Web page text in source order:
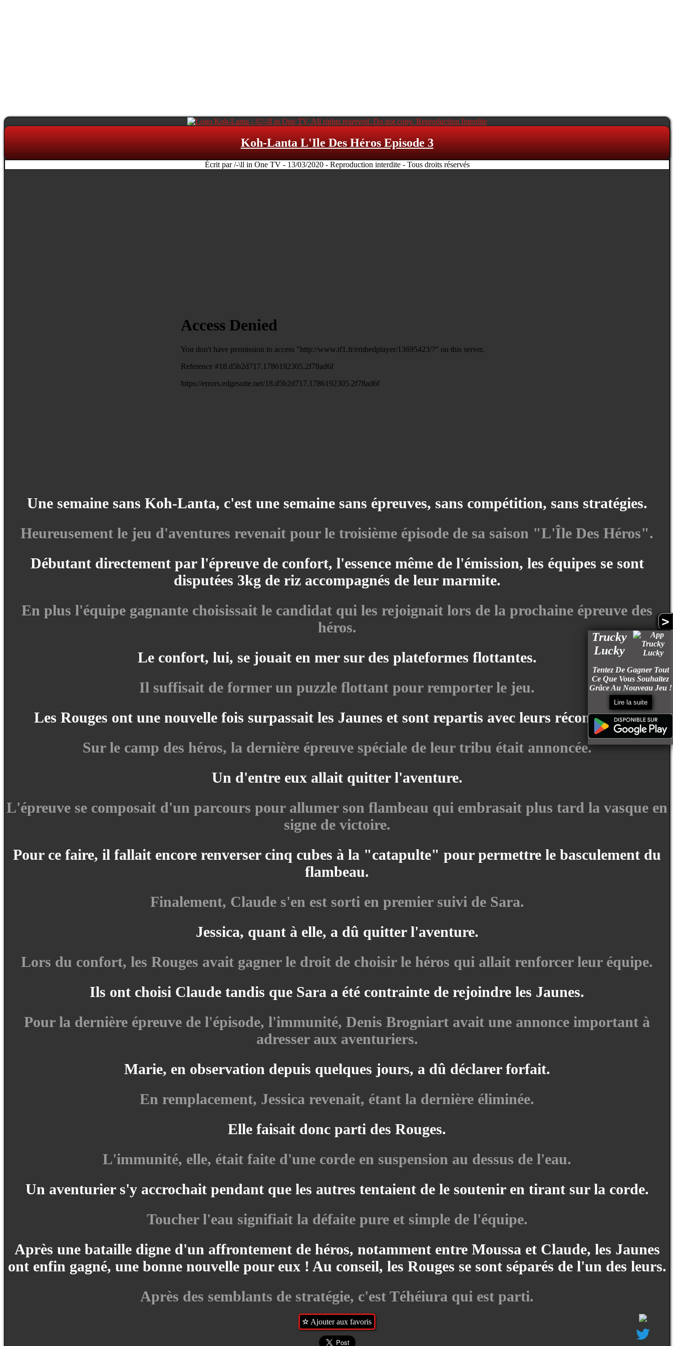
>
Trucky
Lucky
Tentez De Gagner Tout
Ce Que Vous Souhaitez
Grâce Au Nouveau Jeu !
Lire la suite
Koh-Lanta L'Ile Des Héros Episode 3
Écrit par /-\ll in One TV - 13/03/2020 - Reproduction interdite - Tous droits réservés
Une semaine sans Koh-Lanta, c'est une semaine sans épreuves, sans compétition, sans stratégies.
Heureusement le jeu d'aventures revenait pour le troisième épisode de sa saison "L'Île Des Héros".
Débutant directement par l'épreuve de confort, l'essence même de l'émission, les équipes se sont
disputées 3kg de riz accompagnés de leur marmite.
En plus l'équipe gagnante choisissait le candidat qui les rejoignait lors de la prochaine épreuve des
héros.
Le confort, lui, se jouait en mer sur des plateformes flottantes.
Il suffisait de former un puzzle flottant pour remporter le jeu.
Les Rouges ont une nouvelle fois surpassait les Jaunes et sont repartis avec leurs récompenses.
Sur le camp des héros, la dernière épreuve spéciale de leur tribu était annoncée.
Un d'entre eux allait quitter l'aventure.
L'épreuve se composait d'un parcours pour allumer son flambeau qui embrasait plus tard la vasque en
signe de victoire.
Pour ce faire, il fallait encore renverser cinq cubes à la "catapulte" pour permettre le basculement du
flambeau.
Finalement, Claude s'en est sorti en premier suivi de Sara.
Jessica, quant à elle, a dû quitter l'aventure.
Lors du confort, les Rouges avait gagner le droit de choisir le héros qui allait renforcer leur équipe.
Ils ont choisi Claude tandis que Sara a été contrainte de rejoindre les Jaunes.
Pour la dernière épreuve de l'épisode, l'immunité, Denis Brogniart avait une annonce important à
adresser aux aventuriers.
Marie, en observation depuis quelques jours, a dû déclarer forfait.
En remplacement, Jessica revenait, étant la dernière éliminée.
Elle faisait donc parti des Rouges.
L'immunité, elle, était faite d'une corde en suspension au dessus de l'eau.
Un aventurier s'y accrochait pendant que les autres tentaient de le soutenir en tirant sur la corde.
Toucher l'eau signifiait la défaite pure et simple de l'équipe.
Après une bataille digne d'un affrontement de héros, notamment entre Moussa et Claude, les Jaunes
ont enfin gagné, une bonne nouvelle pour eux ! Au conseil, les Rouges se sont séparés de l'un des leurs.
Après des semblants de stratégie, c'est Téhéiura qui est parti.
Ajouter aux favoris